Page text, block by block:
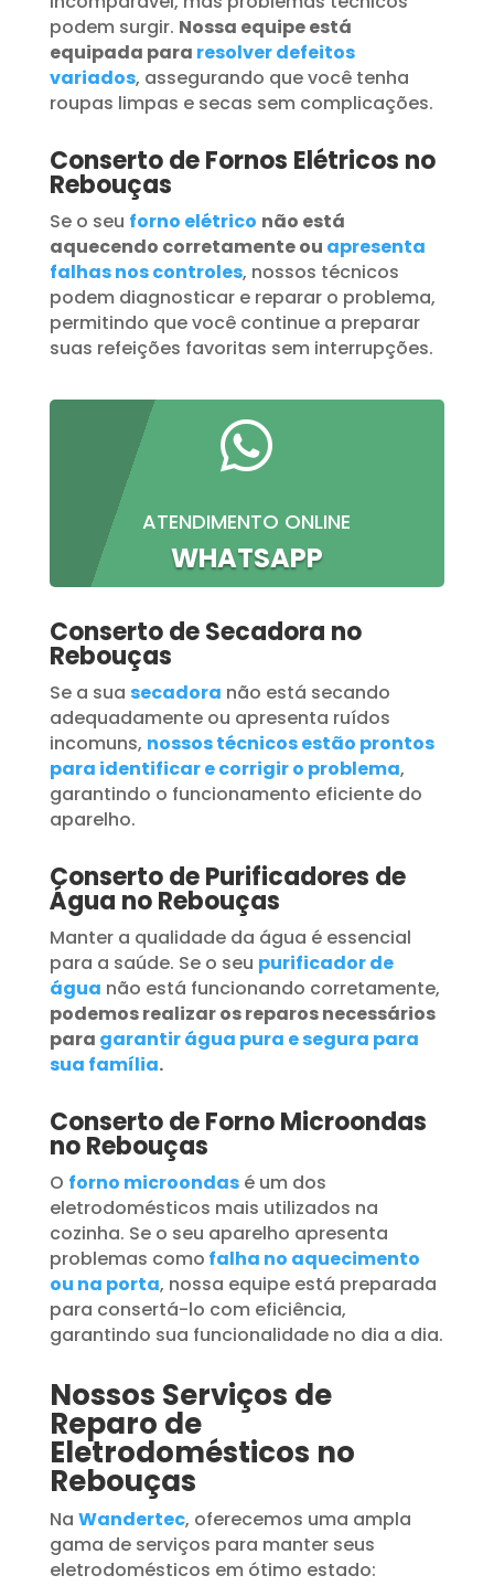
podem surgir. Nossa equipe está
equipada para resolver defeitos
variados, assegurando que você tenha
roupas limpas e secas sem complicações.
Conserto de Fornos Elétricos no
Rebouças
Se o seu forno elétrico não está
aquecendo corretamente ou apresenta
falhas nos controles, nossos técnicos
podem diagnosticar e reparar o problema,
permitindo que você continue a preparar
suas refeições favoritas sem interrupções.

ATENDIMENTO ONLINE
WHATSAPP
Conserto de Secadora no
Rebouças
Se a sua secadora não está secando
adequadamente ou apresenta ruídos
incomuns, nossos técnicos estão prontos
para identificar e corrigir o problema,
garantindo o funcionamento eficiente do
aparelho.
Conserto de Purificadores de
Água no Rebouças
Manter a qualidade da água é essencial
para a saúde. Se o seu purificador de
água não está funcionando corretamente,
podemos realizar os reparos necessários
para garantir água pura e segura para
sua família.
Conserto de Forno Microondas
no Rebouças
O forno microondasé um dos
eletrodomésticos mais utilizados na
cozinha. Se o seu aparelho apresenta
problemas como falha no aquecimento
ou na porta, nossa equipe está preparada
para consertá-lo com eficiência,
garantindo sua funcionalidade no dia a dia.
Nossos Serviços de
Reparo de
Eletrodomésticos no
Rebouças
Na Wandertec, oferecemos uma ampla
gama de serviços para manter seus
eletrodomésticos em ótimo estado: